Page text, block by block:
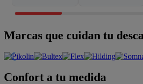
Marcas que cuidan tu
Confort a tu medida